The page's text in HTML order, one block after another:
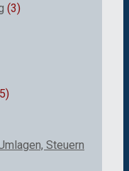
(3)
Steuern